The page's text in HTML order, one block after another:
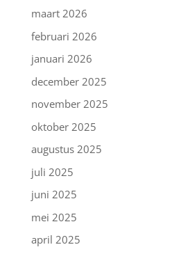
maart 2026
februari 2026
januari 2026
december 2025
november 2025
oktober 2025
augustus 2025
juli 2025
juni 2025
mei 2025
april 2025